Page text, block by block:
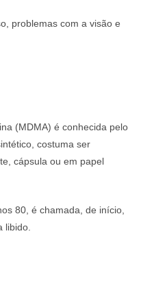
problemas com a visão e
(MDMA) é conhecida pelo
costuma ser
cápsula ou em papel
80, é chamada, de início,
libido.